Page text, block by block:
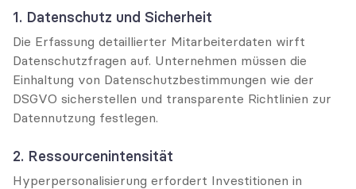
1. Datenschutz und Sicherheit
Die Erfassung detaillierter Mitarbeiterdaten wirft
Datenschutzfragen auf. Unternehmen müssen die
Einhaltung von Datenschutzbestimmungen wie der
DSGVO sicherstellen und transparente Richtlinien zur
Datennutzung festlegen.
2. Ressourcenintensität
Hyperpersonalisierung erfordert Investitionen in